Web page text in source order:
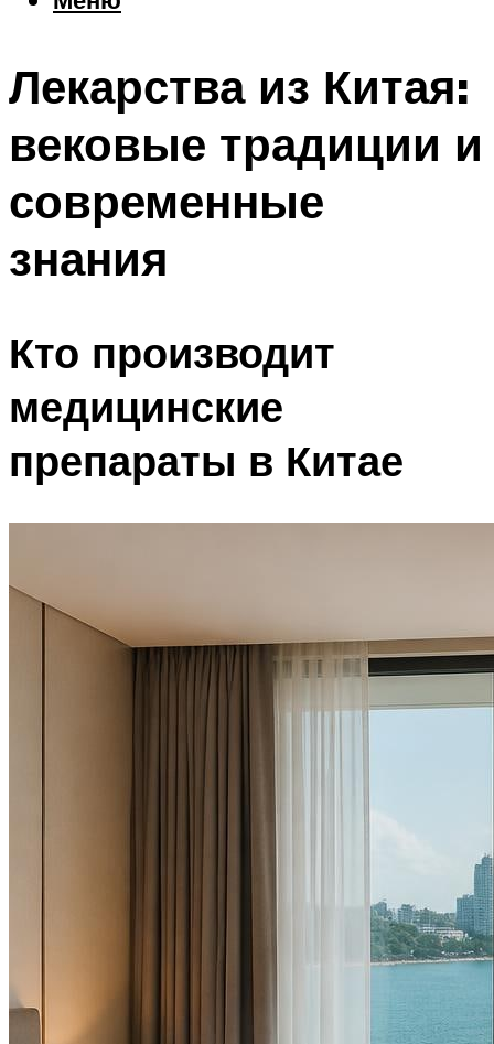
Шоппинг
Что посетить
Меню
Лекарства из Китая:
вековые традиции и
современные
знания
Кто производит
медицинские
препараты в Китае